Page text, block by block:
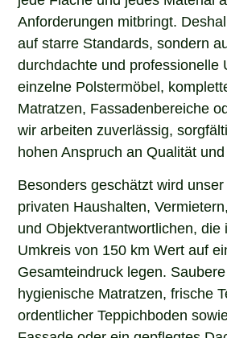
Anforderungen mitbringt.
auf starre Standards, sondern
durchdachte und professionelle
einzelne Polstermöbel,
Matratzen, Fassadenbereiche
wir arbeiten zuverlässig,
hohen Anspruch an Qualität und
Besonders geschätzt wird unser
privaten Haushalten,
und Objektverantwortlichen, die
Umkreis von 150 km Wert auf
Gesamteindruck legen. Saubere
hygienische Matratzen, frische
ordentlicher Teppichboden
Fassade oder ein gepflegtes